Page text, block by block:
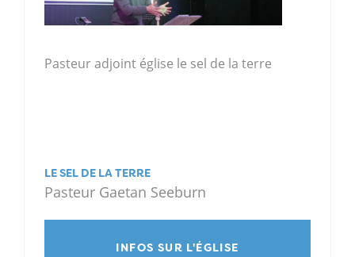
Pasteur adjoint église le sel de la terre
LE SEL DE LA TERRE
Pasteur Gaetan Seeburn
INFOS SUR L'ÉGLISE